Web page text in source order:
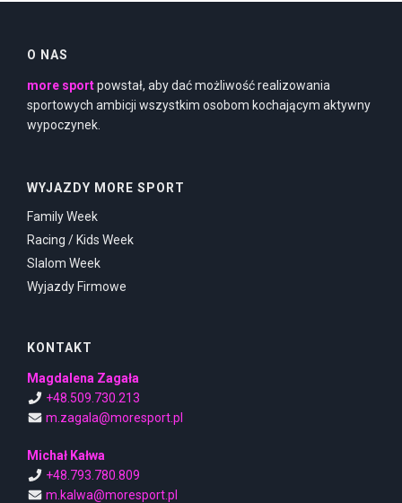
O NAS
more sportpowstał, aby dać możliwość realizowania
sportowych ambicji wszystkim osobom kochającym aktywny
wypoczynek.
WYJAZDY MORE SPORT
Family Week
Racing / Kids Week
Slalom Week
Wyjazdy Firmowe
KONTAKT
Magdalena Zagała
+48.509.730.213
m.zagala@moresport.pl
Michał Kałwa
+48.793.780.809
m.kalwa@moresport.pl